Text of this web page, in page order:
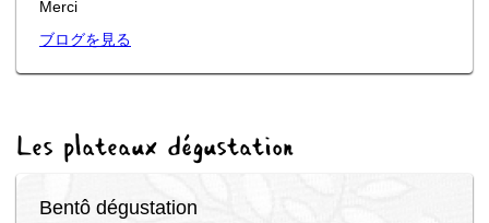
Merci
ブログを見る
Les plateaux dégustation
Bentô dégustation